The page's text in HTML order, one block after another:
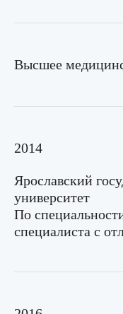
Высшее
2014
Ярославский
университет
По
специалиста с